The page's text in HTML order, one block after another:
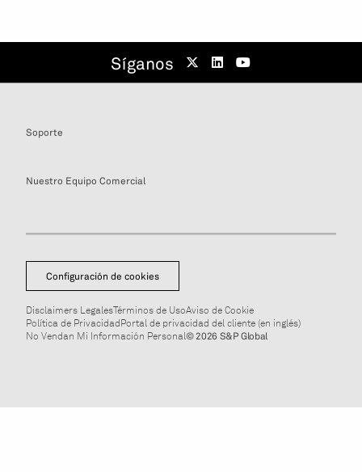
Síganos
Soporte
Nuestro Equipo Comercial
Configuración de cookies
Disclaimers LegalesTérminos de UsoAviso de Cookie
Política de PrivacidadPortal de privacidad del cliente (en inglés)
No Vendan Mi Información Personal© 2026 S&P Global